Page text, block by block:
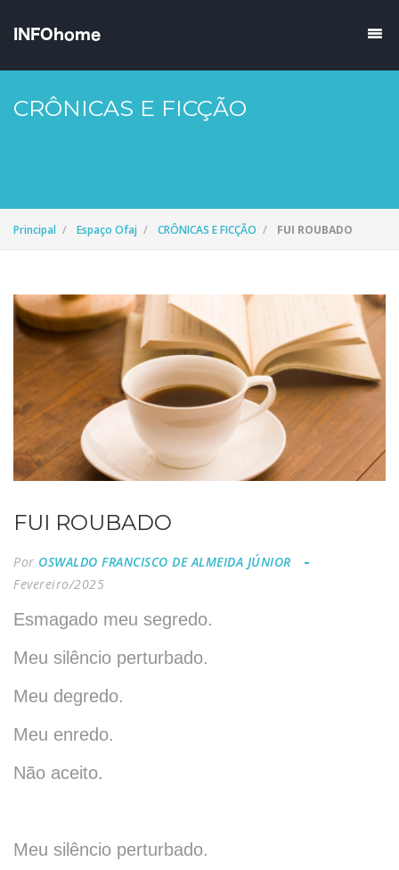
CRÔNICAS E FICÇÃO
Principal Espaço Ofaj CRÔNICAS E FICÇÃO FUI ROUBADO
FUI ROUBADO
Por OSWALDO FRANCISCO DE ALMEIDA JÚNIOR
Fevereiro/2025
Esmagado meu segredo.
Meu silêncio perturbado.
Meu degredo.
Meu enredo.
Não aceito.
Meu silêncio perturbado.